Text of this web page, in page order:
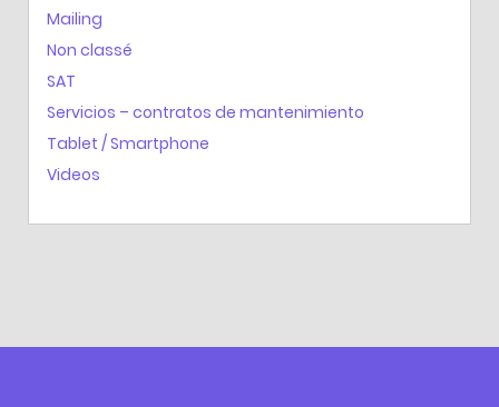
Mailing
Non classé
SAT
Servicios – contratos de mantenimiento
Tablet / Smartphone
Videos